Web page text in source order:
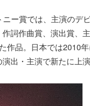
ー賞では、主演のデ
詞作曲賞、演出賞、
作品。日本では2010
演出・主演で新たに上演